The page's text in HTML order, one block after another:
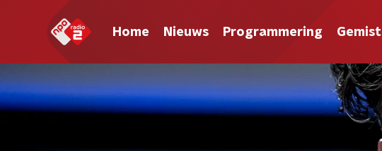
Home Nieuws Programmering Gemist